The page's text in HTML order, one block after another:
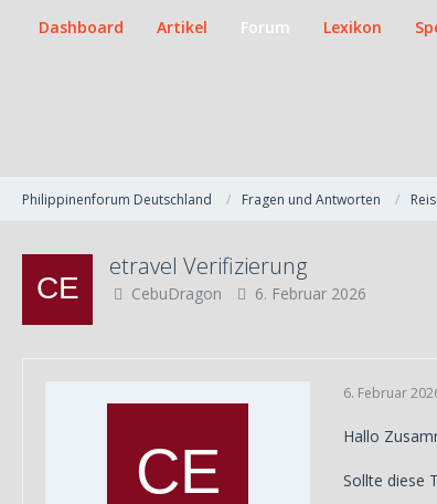
Dashboard Artikel Forum Lexikon
Philippinenforum Deutschland Fragen und Antworten
etravel Verifizierung
CebuDragon 6. Februar 2026
6. Februar
Hallo
Sollte diese